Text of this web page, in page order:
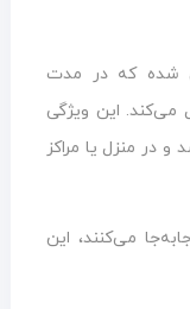
طراحی شده که در مدت
این ویژگی
در منزل یا مراکز
می‌کنند، این